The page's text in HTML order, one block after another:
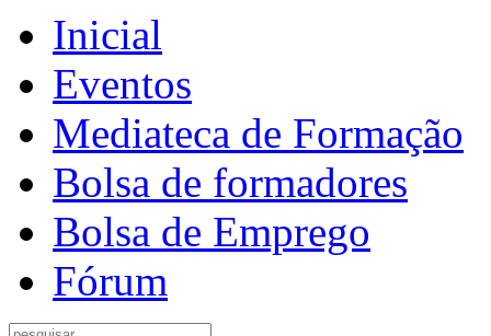
Inicial
Eventos
Mediateca de Formação
Bolsa de formadores
Bolsa de Emprego
Fórum